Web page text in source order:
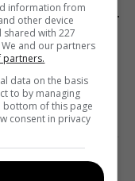
выбирают
information from
other device
shared with 227
and our partners
partners.
data on the basis
to by managing
bottom of this page
consent in privacy